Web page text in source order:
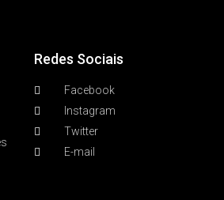
Redes Sociais
Facebook
Instagram
Twitter
E-mail